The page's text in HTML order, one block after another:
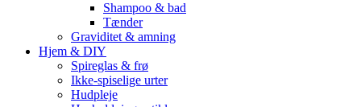
Shampoo & bad
Tænder
Graviditet & amning
Hjem & DIY
Spireglas & frø
Ikke-spiselige urter
Hudpleje